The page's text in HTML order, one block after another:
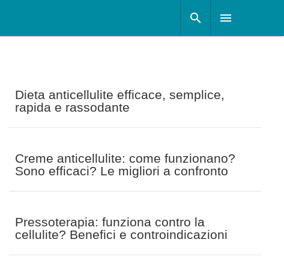
Dieta anticellulite efficace, semplice,
rapida e rassodante
Creme anticellulite: come funzionano?
Sono efficaci? Le migliori a confronto
Pressoterapia: funziona contro la
cellulite? Benefici e controindicazioni